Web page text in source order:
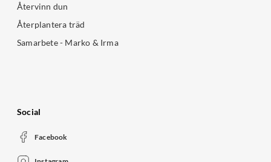
Återvinn dun
Återplantera träd
Samarbete - Marko & Irma
Social
Facebook